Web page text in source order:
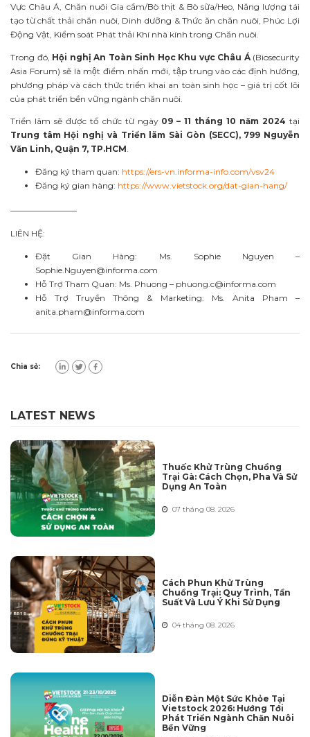
Vực Châu Á, Chăn nuôi Gia cầm/Bò thịt & Bò sữa/Heo, Năng lượng tái
tạo từ chất thải chăn nuôi, Dinh dưỡng & Thức ăn chăn nuôi, Phúc Lợi
Động Vật, Kiểm soát Phát thải Khí nhà kính trong Chăn nuôi.
Trong đó, Hội nghị An Toàn Sinh Học Khu vực Châu Á(Biosecurity
Asia Forum) sẽ là một điểm nhấn mới, tập trung vào các định hướng,
phương pháp và cách thức triển khai an toàn sinh học – giá trị cốt lõi
của phát triển bền vững ngành chăn nuôi.
Triển lãm sẽ được tổ chức từ ngày 09 – 11 tháng 10 năm 2024 tại
Trung tâm Hội nghị và Triển lãm Sài Gòn (SECC), 799 Nguyễn
Văn Linh, Quận 7, TP.HCM.
Đăng ký tham quan: https://ers-vn.informa-info.com/vsv24
Đăng ký gian hàng: https://www.vietstock.org/dat-gian-hang/
————————
LIÊN HỆ:
Đặt Gian Hàng: Ms. Sophie Nguyen –
Sophie.Nguyen@informa.com
Hỗ Trợ Tham Quan: Ms. Phuong – phuong.c@informa.com
Hỗ Trợ Truyền Thông & Marketing: Ms. Anita Pham –
anita.pham@informa.com
Chia sẻ:
LATEST NEWS
Thuốc Khử Trùng Chuồng
Trại Gà: Cách Chọn, Pha Và Sử
Dụng An Toàn
07 tháng 08. 2026
Cách Phun Khử Trùng
Chuồng Trại: Quy Trình, Tần
Suất Và Lưu Ý Khi Sử Dụng
04 tháng 08. 2026
Diễn Đàn Một Sức Khỏe Tại
Vietstock 2026: Hướng Tới
Phát Triển Ngành Chăn Nuôi
Bền Vững